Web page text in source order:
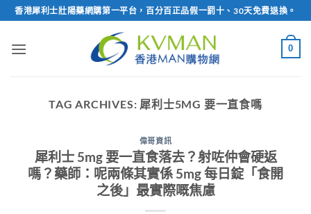
Skip
to
content
香港犀利士壯陽藥網購第一平台，百分百正品假一罰十、30天免費退換。
0
TAG ARCHIVES: 犀利士5MG 要一直食嗎
偉哥資訊
犀利士 5mg 要一直食落去？射咗仲會硬返
嗎？藥師：呢兩條其實係 5mg 每日錠「食開
之後」最實際嘅焦慮